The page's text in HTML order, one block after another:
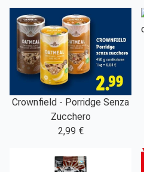
Crownfield - Porridge Senza
Zucchero
2,99 €